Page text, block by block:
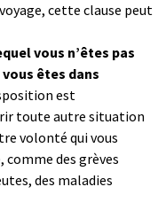
cette clause peut
vous n’êtes pas
êtes dans
est
toute autre situation
volonté qui vous
des grèves
des maladies